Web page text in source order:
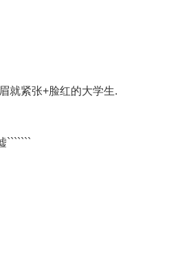
就紧张+脸红的大学生.
```````